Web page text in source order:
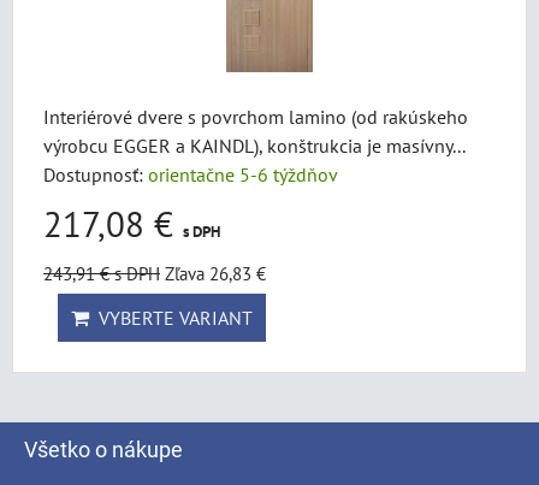
Interiérové dvere s povrchom lamino (od rakúskeho
výrobcu EGGER a KAINDL), konštrukcia je masívny...
Dostupnosť: orientačne 5-6 týždňov
217,08 € s DPH
243,91 €s DPH Zľava 26,83 €
VYBERTE VARIANT
Všetko o nákupe